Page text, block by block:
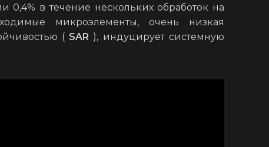
0,4% в течение нескольких обработок на
микроэлементы, очень низкая
( SAR ), индуцирует системную